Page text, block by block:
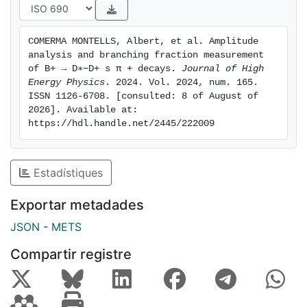
COMERMA MONTELLS, Albert, et al. Amplitude
analysis and branching fraction measurement
of B+ → D∗−D+ s π + decays. Journal of High
Energy Physics . 2024. Vol. 2024, num. 165.
ISSN 1126-6708. [consulted: 8 of August of
2026]. Available at:
https://hdl.handle.net/2445/222009
Estadístiques
Exportar metadades
JSON - METS
Compartir registre